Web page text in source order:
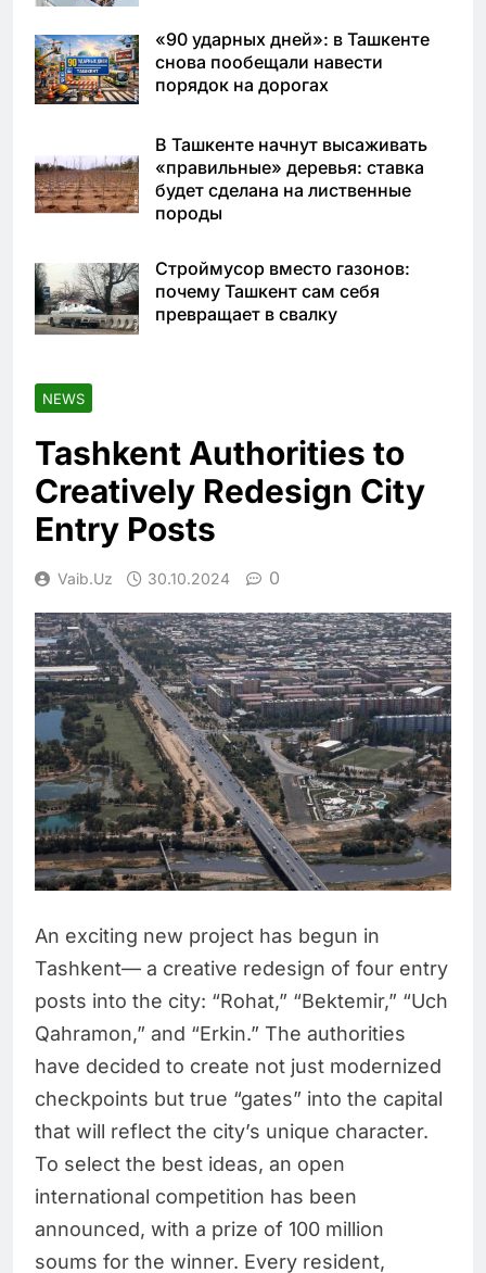
«90 ударных дней»: в Ташкенте
снова пообещали навести
порядок на дорогах
В Ташкенте начнут высаживать
«правильные» деревья: ставка
будет сделана на лиственные
породы
Строймусор вместо газонов:
почему Ташкент сам себя
превращает в свалку
NEWS
Tashkent Authorities to
Creatively Redesign City
Entry Posts
Vaib.uz 30.10.2024 0
An exciting new project has begun in
Tashkent— a creative redesign of four entry
posts into the city: “Rohat,” “Bektemir,” “Uch
Qahramon,” and “Erkin.” The authorities
have decided to create not just modernized
checkpoints but true “gates” into the capital
that will reflect the city’s unique character.
To select the best ideas, an open
international competition has been
announced, with a prize of 100 million
soums for the winner. Every resident,